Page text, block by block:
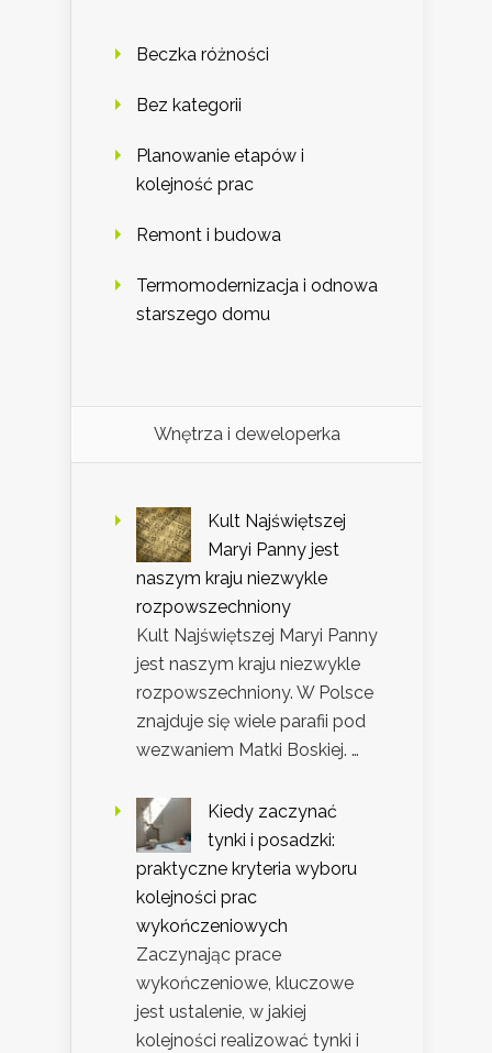
Beczka różności
Bez kategorii
Planowanie etapów i
kolejność prac
Remont i budowa
Termomodernizacja i odnowa
starszego domu
Wnętrza i deweloperka
Kult Najświętszej
Maryi Panny jest
naszym kraju niezwykle
rozpowszechniony
Kult Najświętszej Maryi Panny
jest naszym kraju niezwykle
rozpowszechniony. W Polsce
znajduje się wiele parafii pod
wezwaniem Matki Boskiej. …
Kiedy zaczynać
tynki i posadzki:
praktyczne kryteria wyboru
kolejności prac
wykończeniowych
Zaczynając prace
wykończeniowe, kluczowe
jest ustalenie, w jakiej
kolejności realizować tynki i